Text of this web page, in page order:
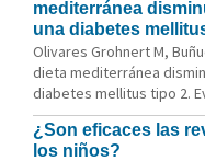
mediterránea
una diabetes
Olivares Grohnert M,
dieta mediterránea
diabetes mellitus tipo 2.
¿Son eficaces las
los niños?